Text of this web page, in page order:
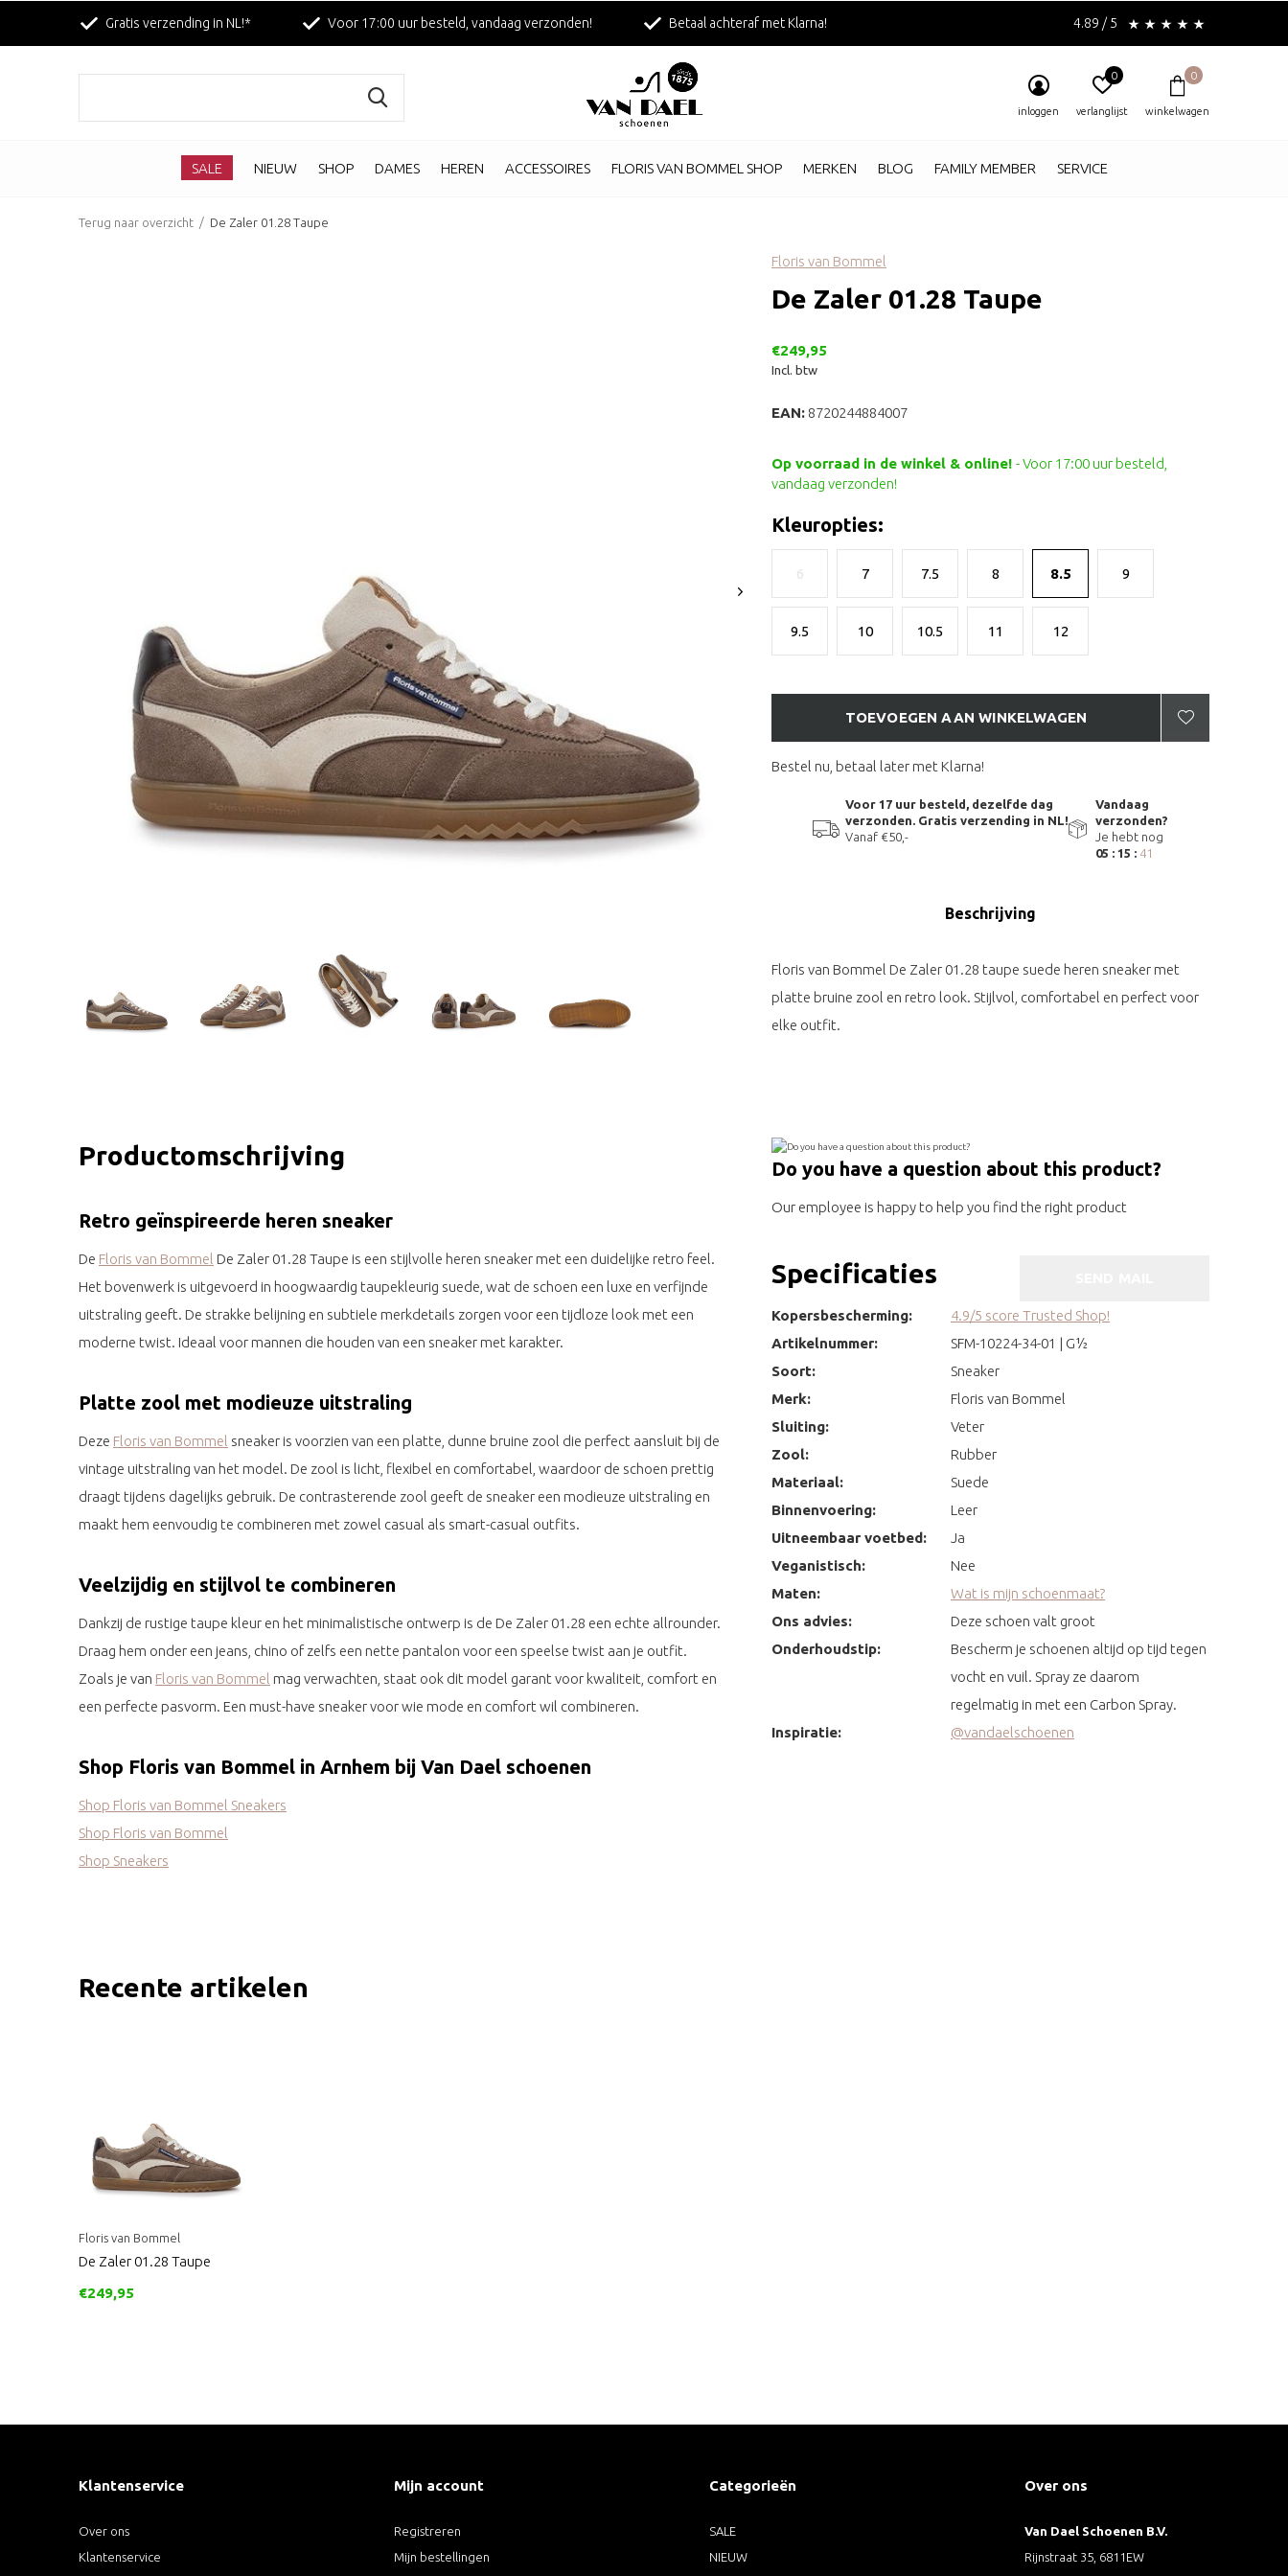
SALE NIEUW SHOP DAMES HEREN ACCESSOIRES FLORIS VAN BOMMEL SHOP MERKEN BLOG FAMILY MEMBER SERVICE
inloggen verlanglijst
0
winkelwagen
0
Gratis verzending in NL!* Voor 17:00 uur besteld, vandaag verzonden! Betaal achteraf met Klarna! 4.89 / 5
Terug naar overzicht De Zaler 01.28 Taupe
Floris van Bommel
De Zaler 01.28 Taupe
€249,95
Incl. btw
EAN: 8720244884007
Op voorraad in de winkel & online! - Voor 17:00 uur besteld,
vandaag verzonden!
Kleuropties:
6 7 7.5 8 8.5 9
9.5 10 10.5 11 12
TOEVOEGEN AAN WINKELWAGEN
Bestel nu, betaal later met Klarna!
Voor 17 uur besteld, dezelfde dag
verzonden. Gratis verzending in NL!
Vanaf €50,-
Vandaag
verzonden?
Je hebt nog
05 : 15 : 40
Beschrijving
Floris van Bommel De Zaler 01.28 taupe suede heren sneaker met
platte bruine zool en retro look. Stijlvol, comfortabel en perfect voor
elke outfit.
Productomschrijving
Retro geïnspireerde heren sneaker
De Floris van Bommel De Zaler 01.28 Taupe is een stijlvolle heren sneaker met een duidelijke retro feel.
Het bovenwerk is uitgevoerd in hoogwaardig taupekleurig suede, wat de schoen een luxe en verfijnde
uitstraling geeft. De strakke belijning en subtiele merkdetails zorgen voor een tijdloze look met een
moderne twist. Ideaal voor mannen die houden van een sneaker met karakter.
Platte zool met modieuze uitstraling
Deze Floris van Bommel sneaker is voorzien van een platte, dunne bruine zool die perfect aansluit bij de
vintage uitstraling van het model. De zool is licht, flexibel en comfortabel, waardoor de schoen prettig
draagt tijdens dagelijks gebruik. De contrasterende zool geeft de sneaker een modieuze uitstraling en
maakt hem eenvoudig te combineren met zowel casual als smart-casual outfits.
Veelzijdig en stijlvol te combineren
Dankzij de rustige taupe kleur en het minimalistische ontwerp is de De Zaler 01.28 een echte allrounder.
Draag hem onder een jeans, chino of zelfs een nette pantalon voor een speelse twist aan je outfit.
Zoals je van Floris van Bommel mag verwachten, staat ook dit model garant voor kwaliteit, comfort en
een perfecte pasvorm. Een must-have sneaker voor wie mode en comfort wil combineren.
Shop Floris van Bommel in Arnhem bij Van Dael schoenen
Shop Floris van Bommel Sneakers
Shop Floris van Bommel
Shop Sneakers
Do you have a question about this product?
Our employee is happy to help you find the right product
Specificaties
Kopersbescherming:
4.9/5 score Trusted Shop!
Artikelnummer:
SFM-10224-34-01 | G½
Soort:
Sneaker
Merk:
Floris van Bommel
Sluiting:
Veter
Zool:
Rubber
Materiaal:
Suede
Binnenvoering:
Leer
Uitneembaar voetbed:
Ja
Veganistisch:
Nee
Maten:
Wat is mijn schoenmaat?
Ons advies:
Deze schoen valt groot
Onderhoudstip:
Bescherm je schoenen altijd op tijd tegen
vocht en vuil. Spray ze daarom
regelmatig in met een Carbon Spray.
Inspiratie:
@vandaelschoenen
Recente artikelen
Floris van Bommel
De Zaler 01.28 Taupe
€249,95
Klantenservice
Over ons
Klantenservice
Mijn account
Registreren
Mijn bestellingen
Categorieën
SALE
NIEUW
Over ons
Van Dael Schoenen B.V.
Rijnstraat 35, 6811EW